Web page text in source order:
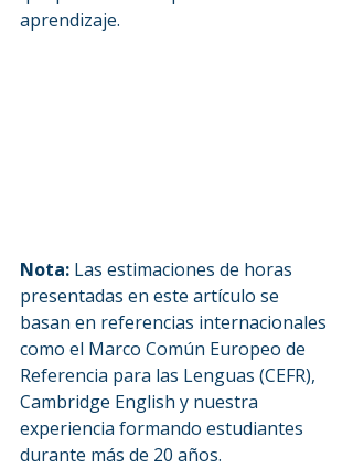
aprendizaje.
Nota: Las estimaciones de horas
presentadas en este artículo se
basan en referencias internacionales
como el Marco Común Europeo de
Referencia para las Lenguas (CEFR),
Cambridge English y nuestra
experiencia formando estudiantes
durante más de 20 años.